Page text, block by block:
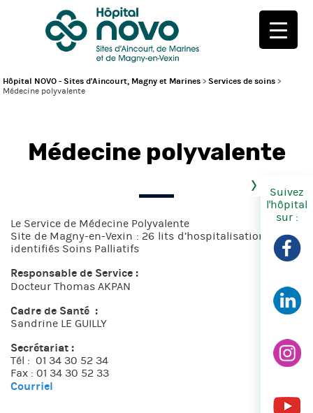
Suivez
l'hôpital
sur :
Hôpital NOVO - Sites d'Aincourt, Magny et Marines > Services de soins >
Médecine polyvalente
Médecine polyvalente
Le Service de Médecine Polyvalente
Site de Magny-en-Vexin : 26 lits d’hospitalisation dont 5
identifiés Soins Palliatifs
Responsable de Service :
Docteur Thomas AKPAN
Cadre de Santé :
Sandrine LE GUILLY
Secrétariat :
Tél : 01 34 30 52 34
Fax : 01 34 30 52 33
Courriel